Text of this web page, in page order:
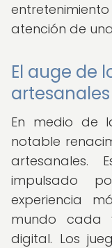
atención de
El auge de
En medio de
notable
artesanales.
impulsado
experiencia
mundo cada
digital. Los